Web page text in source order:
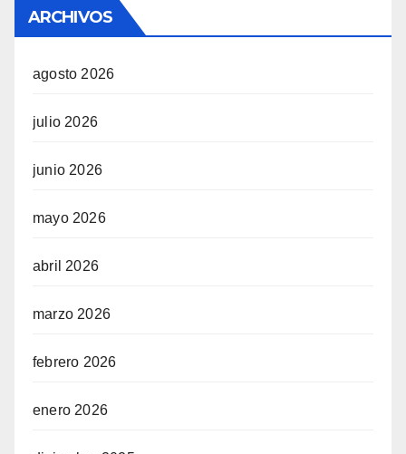
ARCHIVOS
agosto 2026
julio 2026
junio 2026
mayo 2026
abril 2026
marzo 2026
febrero 2026
enero 2026